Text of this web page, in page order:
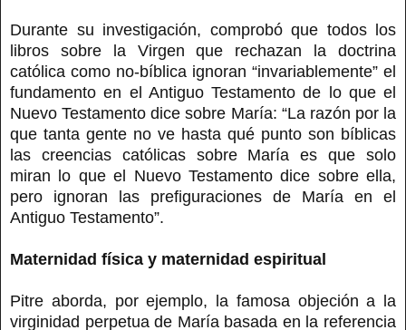
Durante su investigación, comprobó que todos los
libros sobre la Virgen que rechazan la doctrina
católica como no-bíblica ignoran “invariablemente” el
fundamento en el Antiguo Testamento de lo que el
Nuevo Testamento dice sobre María: “La razón por la
que tanta gente no ve hasta qué punto son bíblicas
las creencias católicas sobre María es que solo
miran lo que el Nuevo Testamento dice sobre ella,
pero ignoran las prefiguraciones de María en el
Antiguo Testamento”.
Maternidad física y maternidad espiritual
Pitre aborda, por ejemplo, la famosa objeción a la
virginidad perpetua de María basada en la referencia